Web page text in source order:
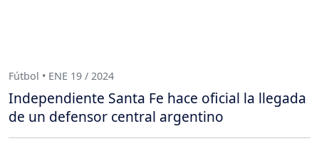
Fútbol • ENE 19 / 2024
Independiente Santa Fe hace oficial la llegada
de un defensor central argentino